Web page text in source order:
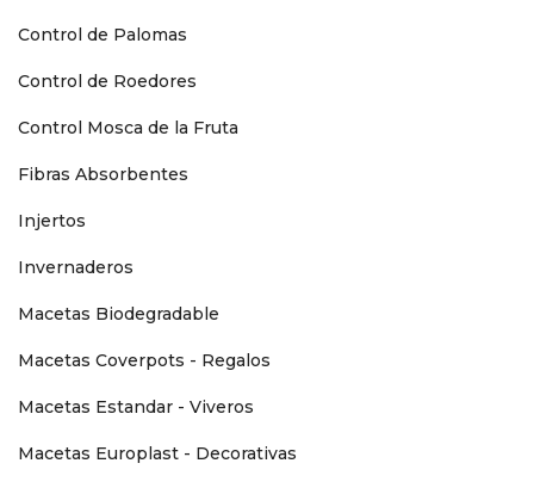
Control de Palomas
Control de Roedores
Control Mosca de la Fruta
Fibras Absorbentes
Injertos
Invernaderos
Macetas Biodegradable
Macetas Coverpots - Regalos
Macetas Estandar - Viveros
Macetas Europlast - Decorativas